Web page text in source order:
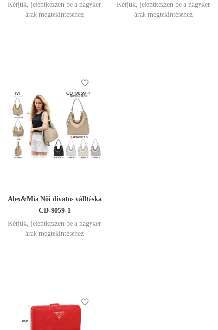
Kérjük, jelentkezzen be a nagyker
árak megtekintéséhez
Kérjük, jelentkezzen be a nagyker
árak megtekintéséhez
Alex&Mia Női divatos válltáska
CD-9059-1
Kérjük, jelentkezzen be a nagyker
árak megtekintéséhez